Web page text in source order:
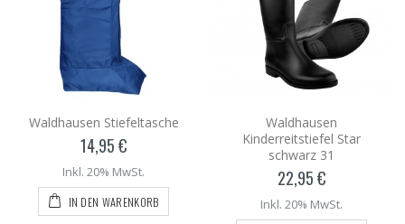
Waldhausen Stiefeltasche
14,95 €
Inkl. 20% MwSt.
IN DEN WARENKORB
Waldhausen
Kinderreitstiefel Star
schwarz 31
22,95 €
Inkl. 20% MwSt.